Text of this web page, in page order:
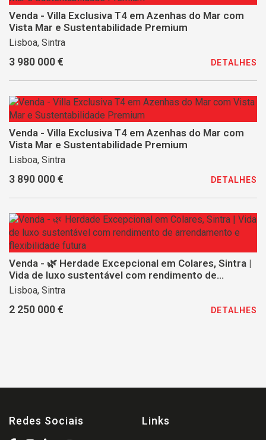
Venda - Villa Exclusiva T4 em Azenhas do Mar com
Vista Mar e Sustentabilidade Premium
Lisboa, Sintra
3 980 000 € DETALHES
Venda - Villa Exclusiva T4 em Azenhas do Mar com
Vista Mar e Sustentabilidade Premium
Lisboa, Sintra
3 890 000 € DETALHES
Venda - 🌿 Herdade Excepcional em Colares, Sintra |
Vida de luxo sustentável com rendimento de
arrendamento e flexibilidade futura
Lisboa, Sintra
2 250 000 € DETALHES
Redes Sociais Links